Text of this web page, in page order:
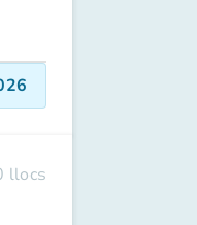
llocs